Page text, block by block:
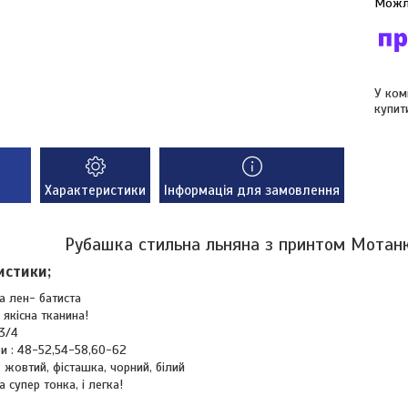
У
Характеристики Інформація для замовлення
Рубашка стильна льняна з принтом
лен- батиста
якісна тканина!
4
: 48-52,54-58,60-62
жовтий, фісташка, чорний, білий
супер тонка, і легка!